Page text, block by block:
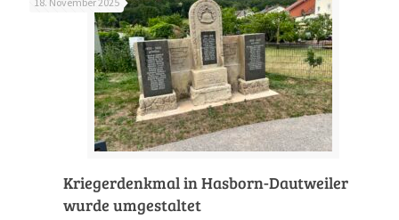
Kriegerdenkmal in Hasborn-Dautweiler
wurde umgestaltet